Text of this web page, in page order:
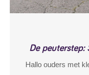
De peuterstep:
Hallo ouders met